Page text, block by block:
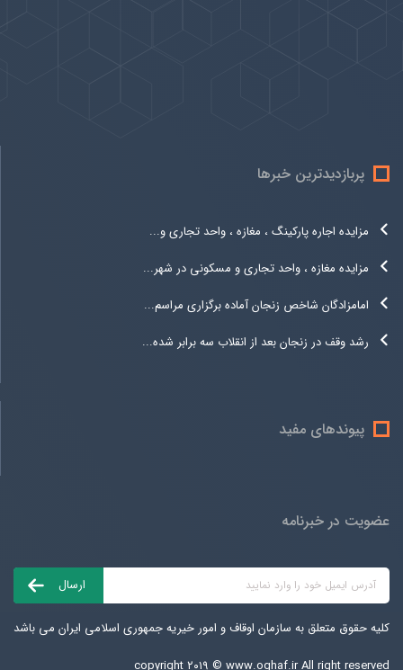
پربازدیدترین خبرها
مزایده اجاره پارکینگ ، مغازه ، واحد تجاری و...
مزایده مغازه ، واحد تجاری و مسکونی در شهر...
امامزادگان شاخص زنجان آماده برگزاری مراسم...
رشد وقف در زنجان بعد از انقلاب سه برابر شده...
پیوندهای مفید
عضویت در خبرنامه
کلیه حقوق متعلق به سازمان اوقاف و امور خیریه جمهوری اسلامی ایران می باشد
copyright ۲۰۱۹ © www.oghaf.irAll right reserved